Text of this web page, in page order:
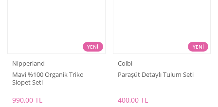
YENİ
Nipperland
Mavi %100 Organik Triko
Slopet Seti
990,00 TL
YENİ
Colbi
Paraşüt Detaylı Tulum Seti
400,00 TL